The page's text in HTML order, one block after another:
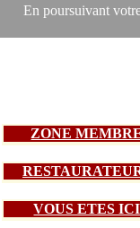
En poursuivant
ZONE
VOUS ETES ICI